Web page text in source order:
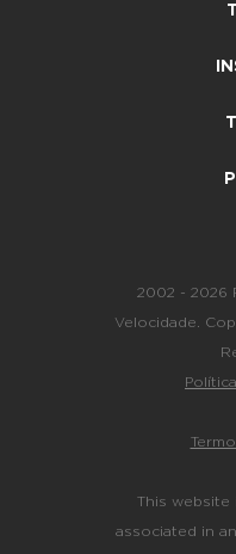
2002 - 2026
Velocidade.
This website
associated in